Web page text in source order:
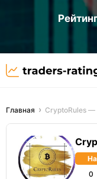
Главная CryptoRules —
0